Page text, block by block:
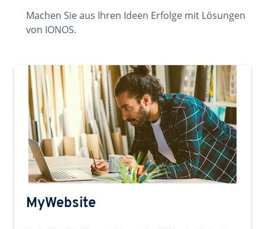
Machen Sie aus Ihren Ideen Erfolge mit Lösungen
von IONOS.
MyWebsite